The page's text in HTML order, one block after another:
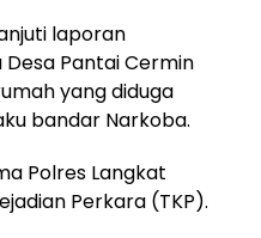
laporan
Pantai Cermin
yang diduga
bandar Narkoba.
Polres Langkat
Perkara (TKP).